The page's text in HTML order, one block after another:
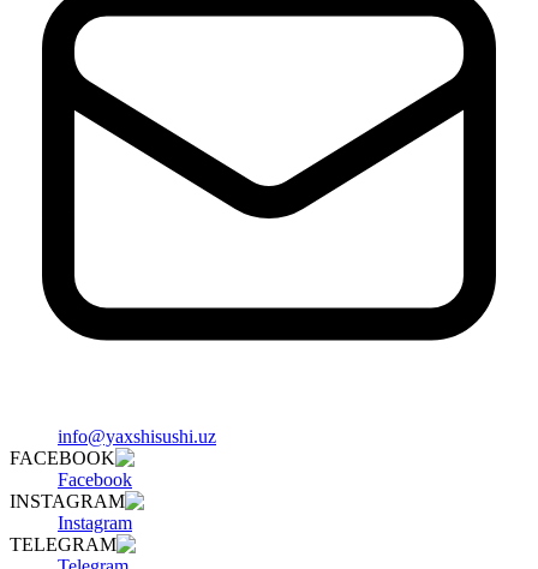
info@yaxshisushi.uz
FACEBOOK
Facebook
INSTAGRAM
Instagram
TELEGRAM